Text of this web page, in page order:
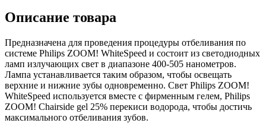
Описание товара
Предназначена для проведения процедуры отбеливания по
системе Philips ZOOM! WhiteSpeed и состоит из светодиодных
ламп излучающих свет в диапазоне 400-505 нанометров.
Лампа устанавливается таким образом, чтобы освещать
верхние и нижние зубы одновременно. Свет Philips ZOOM!
WhiteSpeed используется вместе с фирменным гелем, Philips
ZOOM! Chairside gel 25% перекиси водорода, чтобы достичь
максимального отбеливания зубов.